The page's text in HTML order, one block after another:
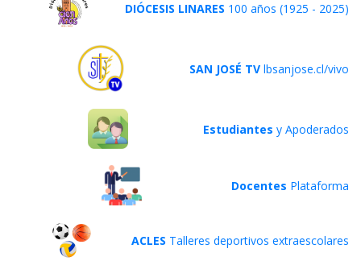
DIÓCESIS LINARES 100 años (1925 - 2025)
SAN JOSÉ TV lbsanjose.cl/vivo
Estudiantes y Apoderados
Docentes Plataforma
ACLES Talleres deportivos extraescolares